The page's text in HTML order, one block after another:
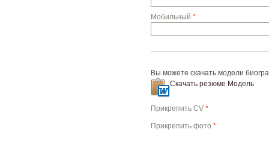
Мобильный *
Вы можете скачать модели
Скачать резюме Модель
Прикрепить CV *
Прикрепить фото *